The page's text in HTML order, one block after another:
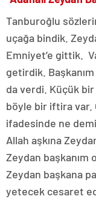
Tanburoğlu
uçağa bindik.
Emniyet’e gittik.
getirdik.
da verdi. Küçük bir
böyle bir iftira var.
ifadesinde ne
Allah aşkına
Zeydan başkanım
Zeydan başkana
yetecek cesaret